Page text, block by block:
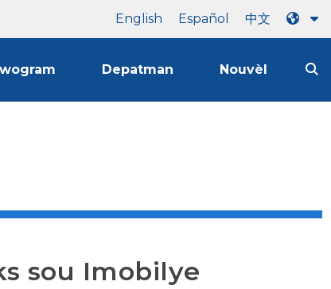
English Español 中文
Depatman Nouvèl
sou Imobilye